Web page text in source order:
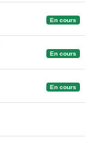
En cours
En cours
En cours